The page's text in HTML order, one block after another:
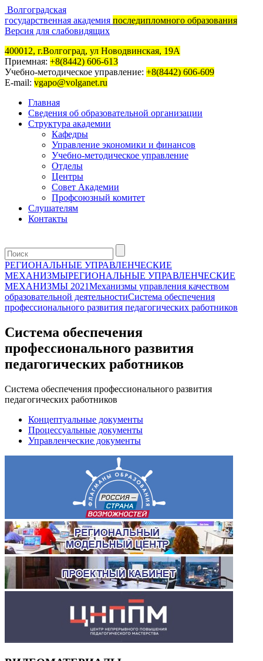
Волгоградская
государственная академия последипломного образования
Версия для слабовидящих
400012, г.Волгоград, ул Новодвинская, 19А
Приемная: +8(8442) 606-613
Учебно-методическое управление: +8(8442) 606-609
E-mail: vgapo@volganet.ru
Главная
Сведения об образовательной организации
Структура академии
Кафедры
Управление экономики и финансов
Учебно-методическое управление
Отделы
Центры
Совет Академии
Профсоюзный комитет
Слушателям
Контакты
РЕГИОНАЛЬНЫЕ УПРАВЛЕНЧЕСКИЕ
МЕХАНИЗМЫРЕГИОНАЛЬНЫЕ УПРАВЛЕНЧЕСКИЕ
МЕХАНИЗМЫ 2021Механизмы управления качеством
образовательной деятельностиСистема обеспечения
профессионального развития педагогических работников
Система обеспечения
профессионального развития
педагогических работников
Система обеспечения профессионального развития
педагогических работников
Концептуальные документы
Процессуальные документы
Управленческие документы